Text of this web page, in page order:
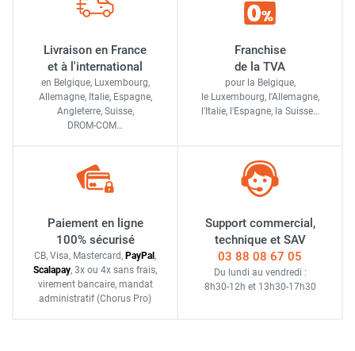
Livraison en France
et à l'international
en Belgique, Luxembourg,
Allemagne, Italie, Espagne,
Angleterre, Suisse,
DROM-COM…
Franchise
de la TVA
pour la Belgique,
le Luxembourg, l'Allemagne,
l'Italie, l'Espagne, la Suisse…
Paiement en ligne
100% sécurisé
CB, Visa, Mastercard, PayPal ,
Scalapay, 3x ou 4x sans frais,
virement bancaire, mandat
administratif (Chorus Pro)
Support commercial,
technique et SAV
03 88 08 67 05
Du lundi au vendredi :
8h30-12h et 13h30-17h30